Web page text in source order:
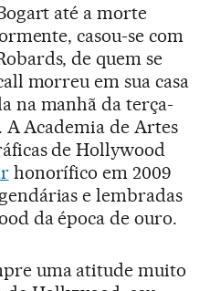
até a morte
casou-se com
de quem se
morreu em sua casa
na manhã da terça-
Academia de Artes
de Hollywood
honorífico em 2009
e lembradas
da época de ouro.
uma atitude muito